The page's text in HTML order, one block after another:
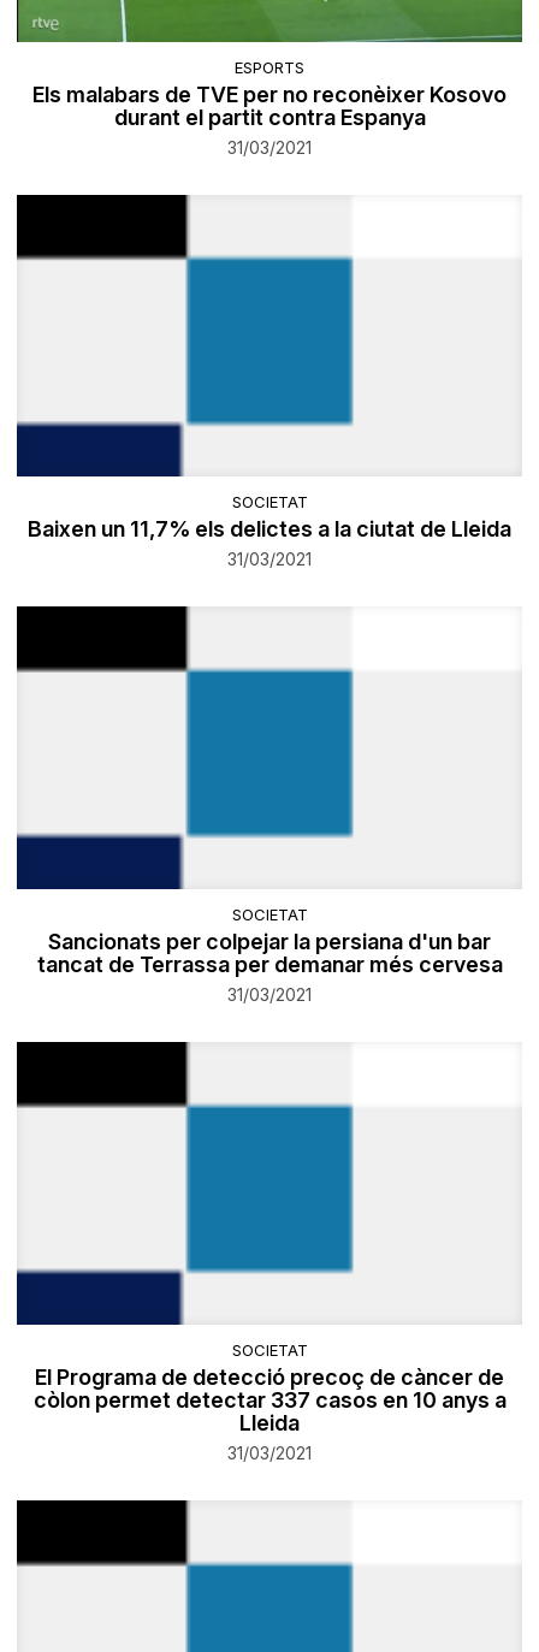
ESPORTS
Els malabars de TVE per no reconèixer Kosovo
durant el partit contra Espanya
31/03/2021
SOCIETAT
Baixen un 11,7% els delictes a la ciutat de Lleida
31/03/2021
SOCIETAT
Sancionats per colpejar la persiana d'un bar
tancat de Terrassa per demanar més cervesa
31/03/2021
SOCIETAT
El Programa de detecció precoç de càncer de
còlon permet detectar 337 casos en 10 anys a
Lleida
31/03/2021